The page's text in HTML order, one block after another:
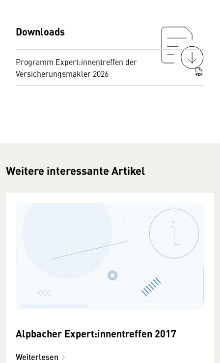
Downloads
Programm Expert:innentreffen der
Versicherungsmakler 2026
PDF
Weitere interessante Artikel
Alpbacher Expert:innentreffen 2017
Weiterlesen